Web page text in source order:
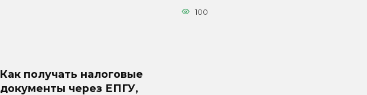
100
Как получать налоговые
документы через ЕПГУ,